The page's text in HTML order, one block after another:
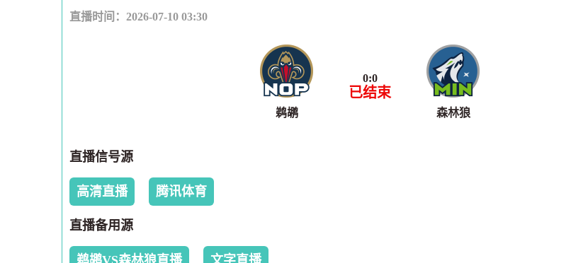
直播时间：2026-07-10 03:30
鹈鹕
0:0
已结束
森林狼
直播信号源
高清直播 腾讯体育
直播备用源